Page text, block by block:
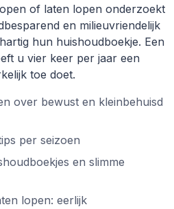
of laten lopen onderzoekt
en milieuvriendelijk
hun huishoudboekje. Een
u vier keer per jaar een
toe doet.
over bewust en kleinbehuisd
per seizoen
en slimme
lopen: eerlijk